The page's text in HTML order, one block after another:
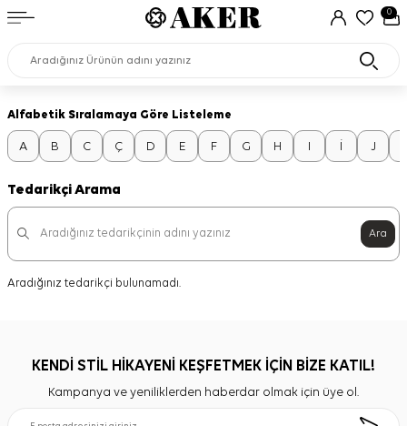
0
Alfabetik Sıralamaya Göre Listeleme
A B C Ç D E F G H I İ J
Tedarikçi Arama
Ara
Aradığınız tedarikçi bulunamadı.
KENDİ STİL HİKAYENİ KEŞFETMEK İÇİN BİZE KATIL!
Kampanya ve yeniliklerden haberdar olmak için üye ol.